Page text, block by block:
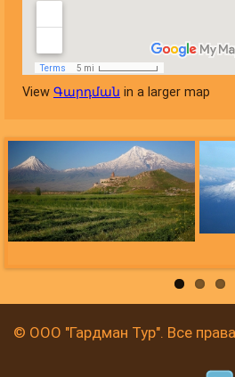
View Գարդման in a larger map
© ООО "Гардман Тур". Все